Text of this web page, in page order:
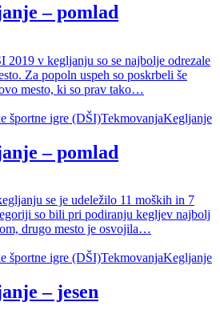
– pomlad
2019 v kegljanju so se najbolje odrezale
Za popoln uspeh so poskrbeli še
mesto, ki so prav tako…
športne igre (DŠI)TekmovanjaKegljanje
– pomlad
se je udeležilo 11 moških in 7
so bili pri podiranju kegljev najbolj
drugo mesto je osvojila…
športne igre (DŠI)TekmovanjaKegljanje
– jesen